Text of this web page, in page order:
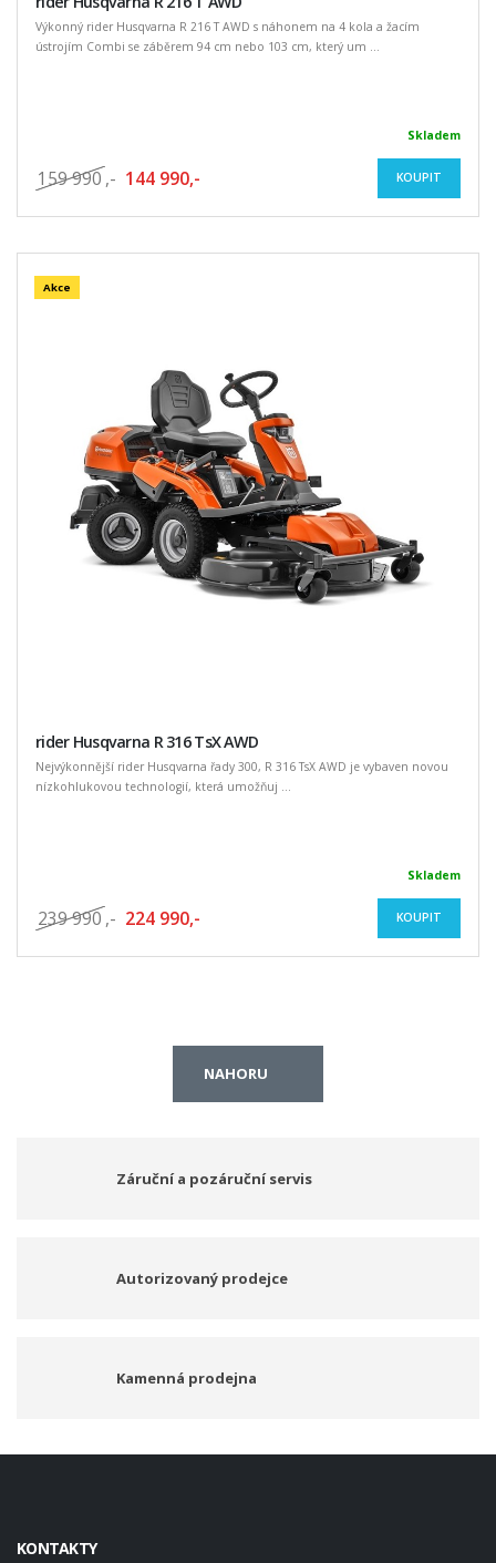
Výkonný rider Husqvarna R 216 T AWD s náhonem na 4 kola a žacím
ústrojím Combi se záběrem 94 cm nebo 103 cm, který um ...
Skladem
159 990 ,- 144 990,- KOUPIT
Akce
rider Husqvarna R 316 TsX AWD
Nejvýkonnější rider Husqvarna řady 300, R 316 TsX AWD je vybaven novou
nízkohlukovou technologií, která umožňuj ...
Skladem
239 990 ,- 224 990,- KOUPIT
NAHORU
Záruční a pozáruční servis
Autorizovaný prodejce
Kamenná prodejna
KONTAKTY